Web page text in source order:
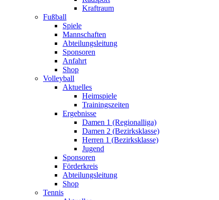
Kraftraum
Fußball
Spiele
Mannschaften
Abteilungsleitung
Sponsoren
Anfahrt
Shop
Volleyball
Aktuelles
Heimspiele
Trainingszeiten
Ergebnisse
Damen 1 (Regionalliga)
Damen 2 (Bezirksklasse)
Herren 1 (Bezirksklasse)
Jugend
Sponsoren
Förderkreis
Abteilungsleitung
Shop
Tennis